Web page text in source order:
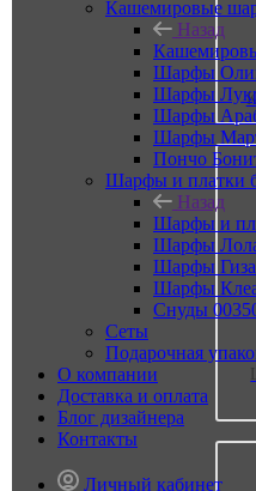
Кашемировые
Назад
Шарфы
Шарфы
Шарфы
Шарфы
Пончо
Шарфы и платки
Назад
Шарфы и
Шарфы
Шарфы Гиза
Шарфы
Снуды
Сеты
Подарочная
О компании
Доставка и оплата
Блог дизайнера
Контакты
Личный кабинет